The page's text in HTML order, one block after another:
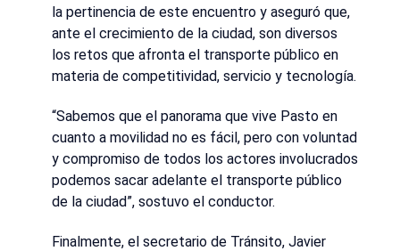
la pertinencia de este encuentro y aseguró que,
ante el crecimiento de la ciudad, son diversos
los retos que afronta el transporte público en
materia de competitividad, servicio y tecnología.
“Sabemos que el panorama que vive Pasto en
cuanto a movilidad no es fácil, pero con voluntad
y compromiso de todos los actores involucrados
podemos sacar adelante el transporte público
de la ciudad”, sostuvo el conductor.
Finalmente, el secretario de Tránsito, Javier